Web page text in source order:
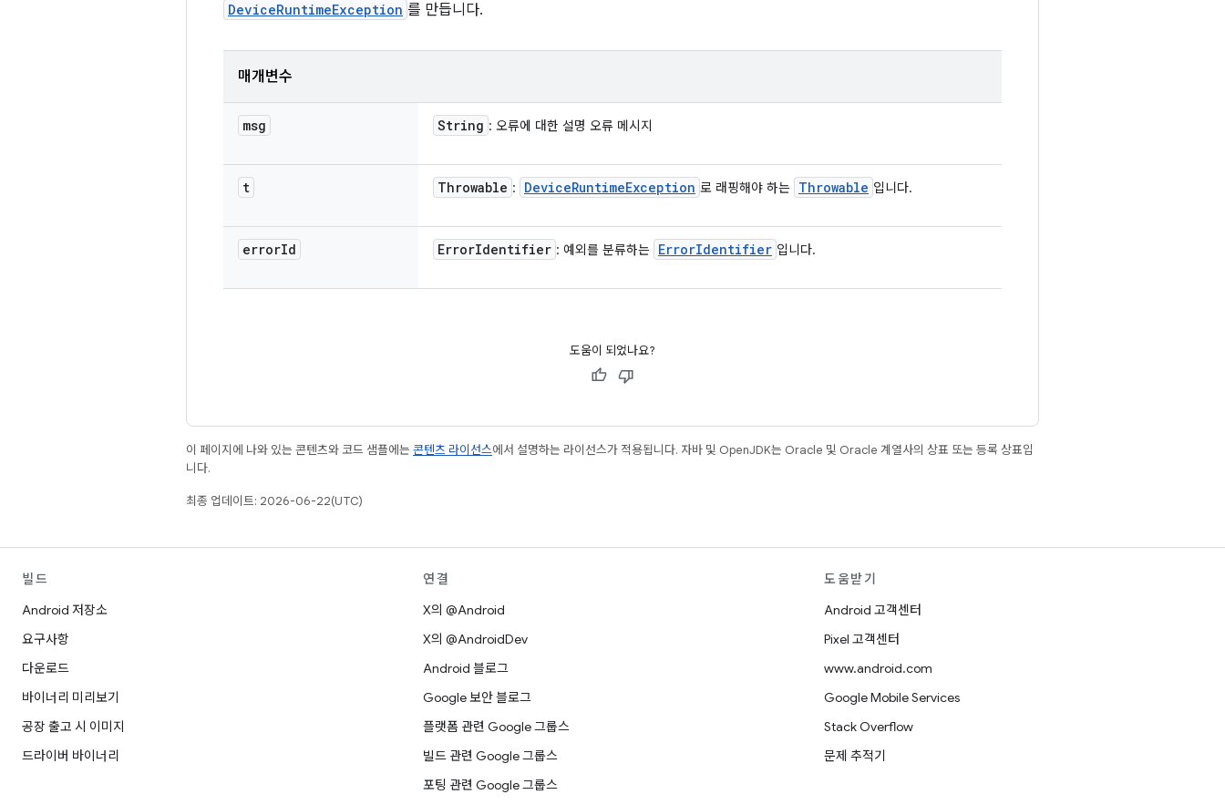
DeviceRuntimeException 를 만듭니다.
매개변수
msg String : 오류에 대한 설명 오류 메시지
t Throwable : DeviceRuntimeException 로 래핑해야 하는 Throwable 입니다.
errorId ErrorIdentifier : 예외를 분류하는 ErrorIdentifier 입니다.
도움이 되었나요?
이 페이지에 나와 있는 콘텐츠와 코드 샘플에는 콘텐츠 라이선스에서 설명하는 라이선스가 적용됩니다. 자바 및 OpenJDK는 Oracle 및 Oracle 계열사의 상표 또는 등록 상표입
니다.
최종 업데이트: 2026-06-22(UTC)
빌드
Android 저장소
요구사항
다운로드
바이너리 미리보기
공장 출고 시 이미지
드라이버 바이너리
연결
X의 @Android
X의 @AndroidDev
Android 블로그
Google 보안 블로그
플랫폼 관련 Google 그룹스
빌드 관련 Google 그룹스
포팅 관련 Google 그룹스
도움받기
Android 고객센터
Pixel 고객센터
www.android.com
Google Mobile Services
Stack Overflow
문제 추적기